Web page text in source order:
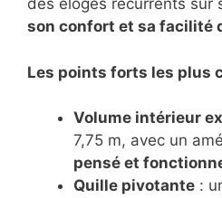
des éloges récurrents sur
son confort et sa facilité
Les points forts les plus
Volume intérieur
7,75 m, avec un
pensé et
Quille pivotante :